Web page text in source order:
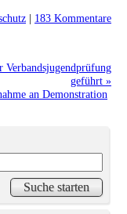
| 183 Kommentare
geführt »
an Demonstration